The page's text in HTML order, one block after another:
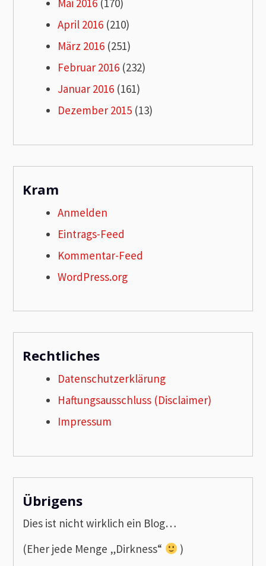
Mai 2016 (170)
April 2016 (210)
März 2016 (251)
Februar 2016 (232)
Januar 2016 (161)
Dezember 2015 (13)
Kram
Anmelden
Eintrags-Feed
Kommentar-Feed
WordPress.org
Rechtliches
Datenschutzerklärung
Haftungsausschluss (Disclaimer)
Impressum
Übrigens
Dies ist nicht wirklich ein Blog…
(Eher jede Menge „Dirkness“
)